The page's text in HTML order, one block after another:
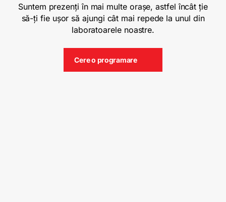
Suntem prezenți în mai multe orașe, astfel încât ție
să-ți fie ușor să ajungi cât mai repede la unul din
laboratoarele noastre.
Cere o programare